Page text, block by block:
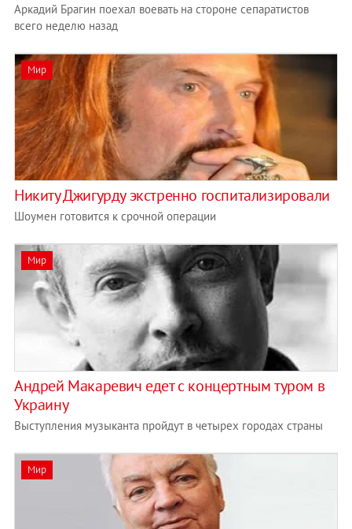
Аркадий Брагин поехал воевать на стороне сепаратистов
всего неделю назад
Мир
Никиту Джигурду экстренно госпитализировали
Шоумен готовится к срочной операции
Мир
Андрей Макаревич едет с концертным туром в
Украину
Выступления музыканта пройдут в четырех городах страны
Мир